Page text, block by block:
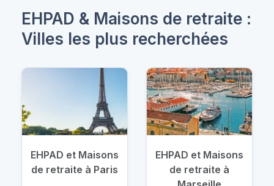
EHPAD & Maisons de retraite :
Villes les plus recherchées
EHPAD et Maisons
de retraite à Paris
EHPAD et Maisons
de retraite à